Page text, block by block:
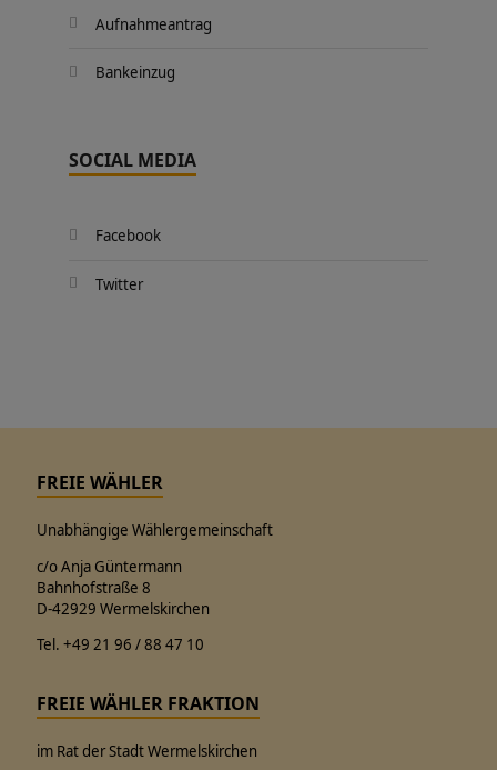
Aufnahmeantrag
Bankeinzug
SOCIAL MEDIA
Facebook
Twitter
FREIE WÄHLER
Unabhängige Wählergemeinschaft
c/o Anja Güntermann
Bahnhofstraße 8
D-42929 Wermelskirchen
Tel. +49 21 96 / 88 47 10
FREIE WÄHLER FRAKTION
im Rat der Stadt Wermelskirchen